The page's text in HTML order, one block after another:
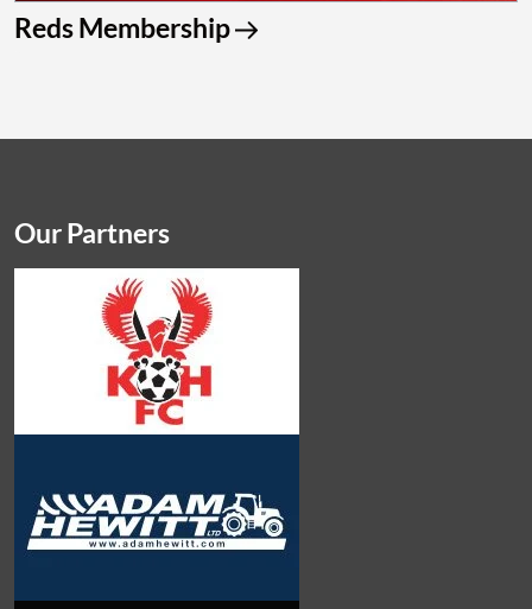
Reds Membership
Our Partners